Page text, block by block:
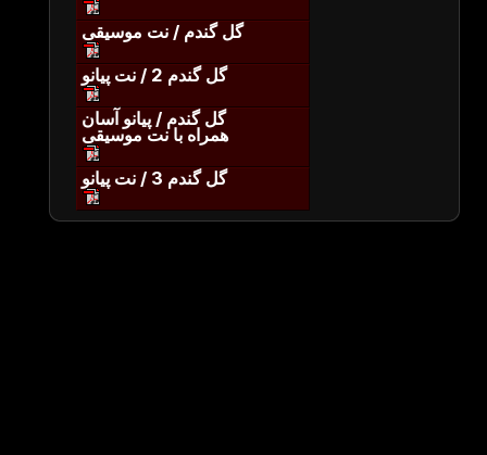
گل گندم / نت موسیقی
گل گندم 2 / نت پیانو
گل گندم / پیانو آسان
همراه با نت موسیقی
گل گندم 3 / نت پیانو